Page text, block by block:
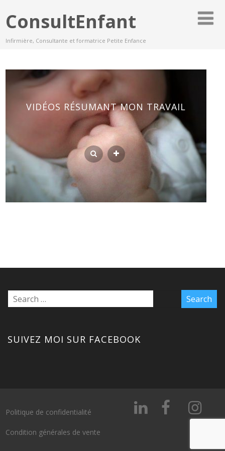
ConsultEnfant
Infirmière, Consultante et formatrice Petite Enfance
VIDÉOS RÉSUMANT MON TRAVAIL
SUIVEZ MOI SUR FACEBOOK
Politique de confidentialité
Condition générales de vente